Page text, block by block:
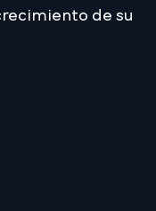
de su